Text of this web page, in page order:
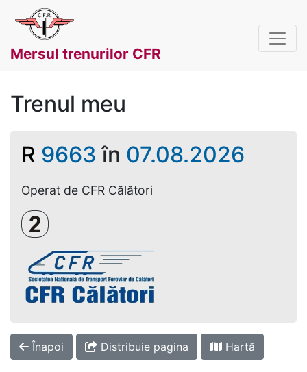
Mersul trenurilor CFR
Trenul meu
R 9663 în 07.08.2026
Operat de CFR Călători
Clasa a 2-a
Înapoi Distribuie pagina Hartă